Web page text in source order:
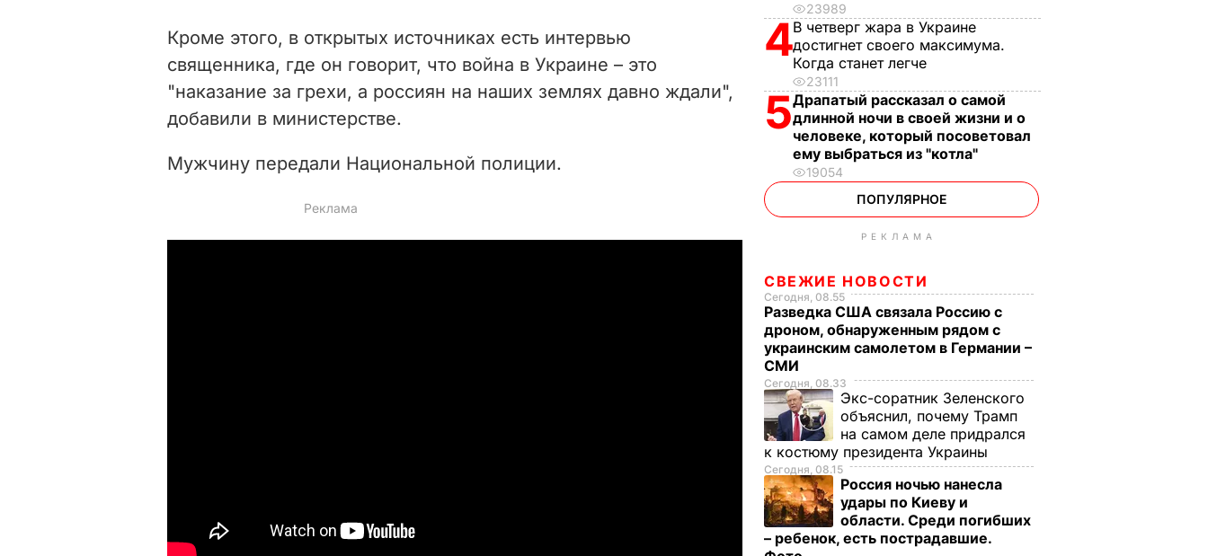
i
d
o
Кроме этого, в открытых источниках есть интервью
священника, где он говорит, что война в Украине – это
"наказание за грехи, а россиян на наших землях давно ждали",
добавили в министерстве.
Мужчину передали Национальной полиции.
23989
4В четверг жара в Украине
достигнет своего максимума.
Когда станет легче
23111
5Драпатый рассказал о самой
длинной ночи в своей жизни и о
человеке, который посоветовал
ему выбраться из "котла"
19054
ПОПУЛЯРНОЕ
РЕКЛАМА
СВЕЖИЕ НОВОСТИ
Сегодня, 08.55
Разведка США связала Россию с
дроном, обнаруженным рядом с
украинским самолетом в Германии –
СМИ
Сегодня, 08.33
Экс-соратник Зеленского
объяснил, почему Трамп
на самом деле придрался
к костюму президента Украины
Сегодня, 08.15
Россия ночью нанесла
удары по Киеву и
области. Среди погибших
– ребенок, есть пострадавшие.